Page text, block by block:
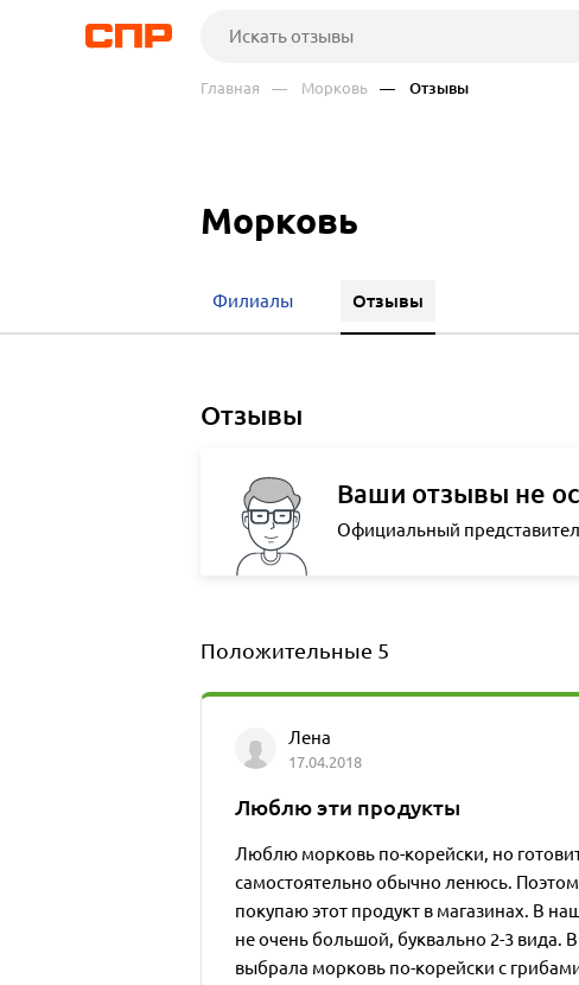
Главная — Морковь — Отзывы
Морковь
отзывы
Филиалы Отзывы
Ваши отзывы не
Официальный
Положительные 5
Лена
17.04.2018
Люблю эти продукты
Люблю морковь по-корейски, но
самостоятельно обычно ленюсь.
покупаю этот продукт в магазинах. В
не очень большой, буквально 2-3 вида. В
выбрала морковь по-корейски с